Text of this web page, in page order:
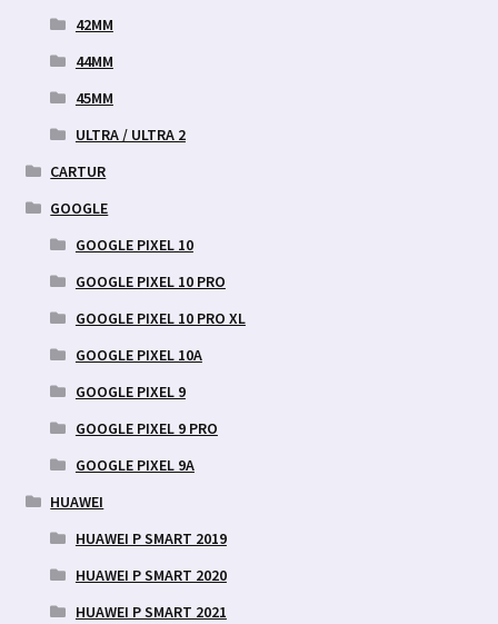
42MM
44MM
45MM
ULTRA / ULTRA 2
CARTUR
GOOGLE
GOOGLE PIXEL 10
GOOGLE PIXEL 10 PRO
GOOGLE PIXEL 10 PRO XL
GOOGLE PIXEL 10A
GOOGLE PIXEL 9
GOOGLE PIXEL 9 PRO
GOOGLE PIXEL 9A
HUAWEI
HUAWEI P SMART 2019
HUAWEI P SMART 2020
HUAWEI P SMART 2021